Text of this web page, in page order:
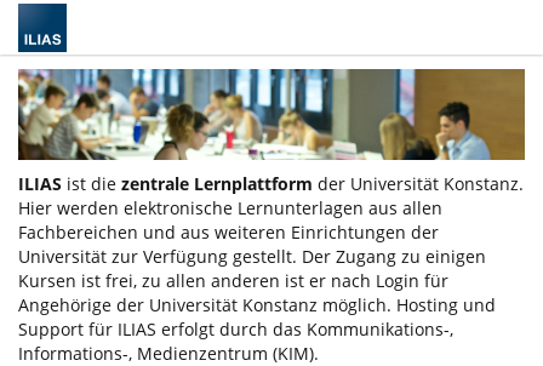
ILIAS ist die zentrale Lernplattform der Universität Konstanz.
Hier werden elektronische Lernunterlagen aus allen
Fachbereichen und aus weiteren Einrichtungen der
Universität zur Verfügung gestellt. Der Zugang zu einigen
Kursen ist frei, zu allen anderen ist er nach Login für
Angehörige der Universität Konstanz möglich. Hosting und
Support für ILIAS erfolgt durch das Kommunikations-,
Informations-, Medienzentrum (KIM).